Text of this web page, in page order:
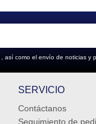
, así como el envío de noticias y
SERVICIO
Contáctanos
Seguimiento de